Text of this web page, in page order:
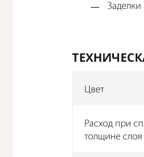
Цвет
Расход при
толщине